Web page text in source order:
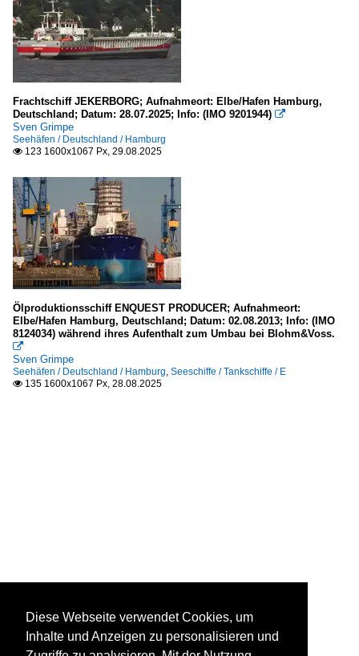
Frachtschiff JEKERBORG; Aufnahmeort: Elbe/Hafen Hamburg,
Deutschland; Datum: 28.07.2025; Info: (IMO 9201944) 
Sven Grimpe
Seehäfen / Deutschland / Hamburg
 123 1600x1067 Px, 29.08.2025
Ölproduktionsschiff ENQUEST PRODUCER; Aufnahmeort:
Elbe/Hafen Hamburg, Deutschland; Datum: 02.08.2013; Info: (IMO
8124034) während ihres Aufenthalt zum Umbau bei Blohm&Voss.

Sven Grimpe
Seehäfen / Deutschland / Hamburg, Seeschiffe / Tankschiffe / E
 135 1600x1067 Px, 28.08.2025
Diese Webseite verwendet Cookies, um
Inhalte und Anzeigen zu personalisieren und